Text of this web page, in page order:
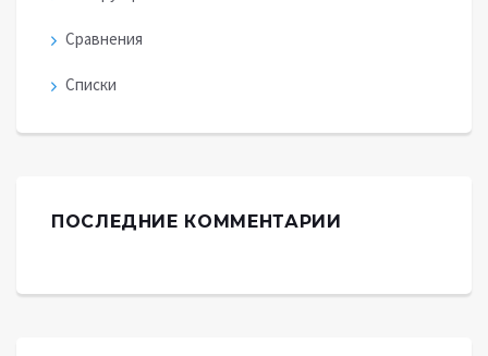
Сравнения
Списки
ПОСЛЕДНИЕ КОММЕНТАРИИ